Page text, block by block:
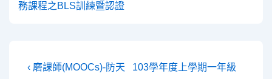
務課程之BLS訓練暨認證
文
Previous
‹ 磨課師(MOOCs)-防天
Next
103學年度上學期一年級